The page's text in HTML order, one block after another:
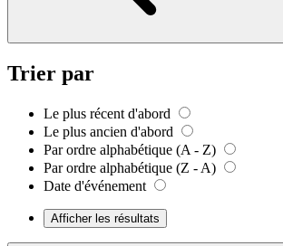
Trier par
Le plus récent d'abord
Le plus ancien d'abord
Par ordre alphabétique (A - Z)
Par ordre alphabétique (Z - A)
Date d'événement
Afficher les résultats